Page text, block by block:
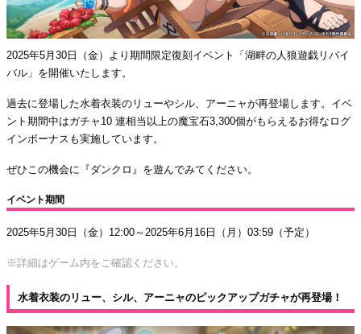
2025年5月30日（金）より期間限定復刻イベント「湖畔の人狼遊戯リバイ
バル」を開催いたします。
過去に登場した水着衣装のリューやシル、アーニャが再登場します。イベ
ント期間中はガチャ10 連相当以上の魔宝石3,300個がもらえるお得なログ
インボーナスも実施しています。
ぜひこの機会に『ダンクロ』を遊んでみてください。
イベント期間
2025年5月30日（金）12:00～2025年6月16日（月）03:59（予定）
※詳細はゲーム内をご確認ください。
水着衣装のリュー、シル、アーニャのピックアップガチャが再登場！